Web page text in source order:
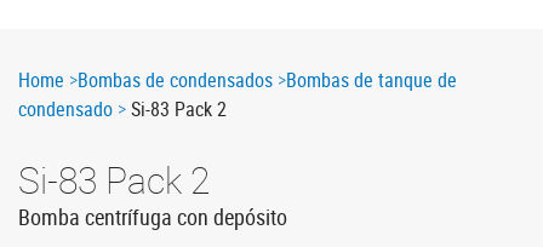
Breadcrumb
Home Bombas de condensados Bombas de tanque de
condensado
Si-83 Pack 2
Si-83 Pack 2
Bomba centrífuga con depósito